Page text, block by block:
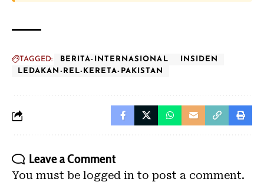
TAGGED: BERITA-INTERNASIONAL
INSIDEN
LEDAKAN-REL-KERETA-PAKISTAN
Leave a Comment
You must be logged in to post a comment.